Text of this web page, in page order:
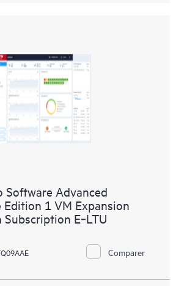
Software Advanced
Edition 1 VM Expansion
E‑LTU
Comparer